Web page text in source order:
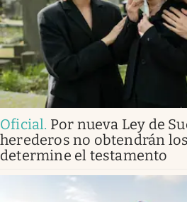
Oficial. Por nueva Ley de
herederos no obtendrán
determine el testamento